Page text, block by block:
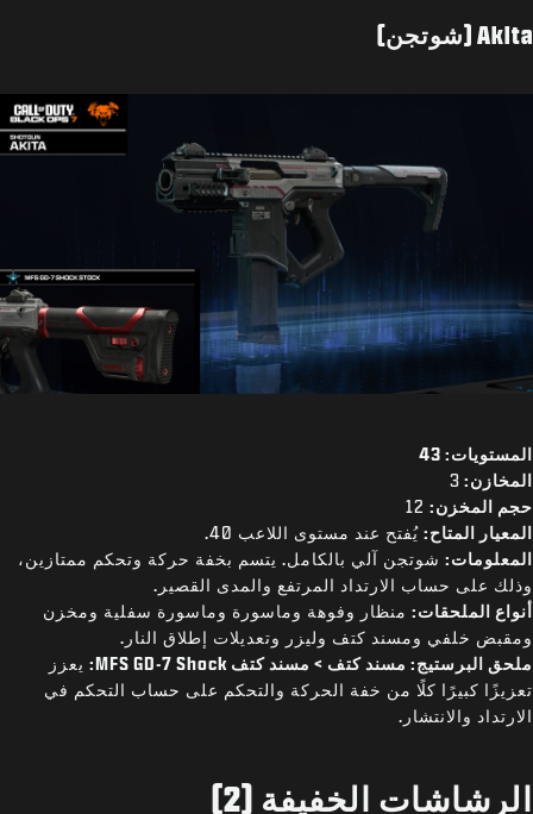
Akita (شوتجن)
المستويات: 43
المخازن: 3
حجم المخزن:
المعيار المتاح: يُفتح عند مستوى اللاعب 40.
المعلومات: شوتجن آلي بالكامل. يتسم بخفة حركة وتحكم ممتازين،
وذلك على حساب الارتداد المرتفع والمدى القصير.
أنواع الملحقات: منظار وفوهة وماسورة وماسورة سفلية ومخزن
ومقبض خلفي ومسند كتف وليزر وتعديلات إطلاق النار.
ملحق البرستيج: مسند كتف > مسند كتف MFS GD-7 Shock:
يعزز
تعزيزًا كبيرًا كلًا من خفة الحركة والتحكم على حساب التحكم في
الارتداد والانتشار.
الرشاشات الخفيفة (2)